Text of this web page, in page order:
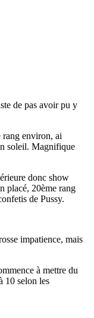
de pas avoir pu y
rang environ, ai
soleil. Magnifique
donc show
placé, 20ème rang
de Pussy.
impatience, mais
à mettre du
10 selon les